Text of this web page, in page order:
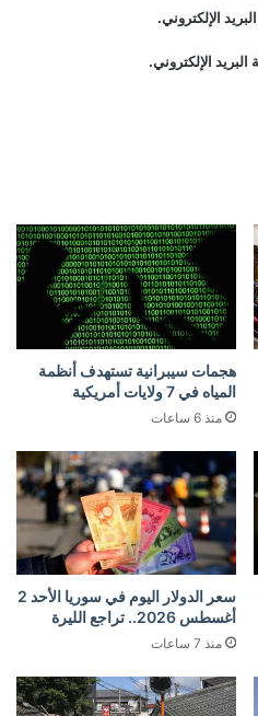
الإلكتروني.
الإلكتروني.
هجمات سيبرانية تستهدف أنظمة
المياه في 7 ولايات أمريكية
منذ 6 ساعات
سعر الدولار اليوم في سوريا الأحد 2
أغسطس 2026.. تراجع الليرة
منذ 7 ساعات